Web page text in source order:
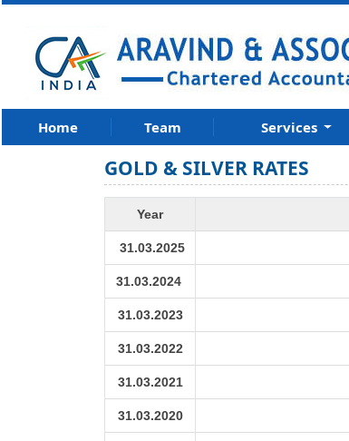
Home Team Services
GOLD & SILVER RATES
Year
31.03.2025
31.03.2024
31.03.2023
31.03.2022
31.03.2021
31.03.2020